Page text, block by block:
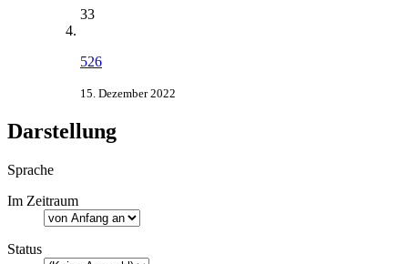
33
526
15. Dezember 2022
Darstellung
Sprache
Im Zeitraum
Status